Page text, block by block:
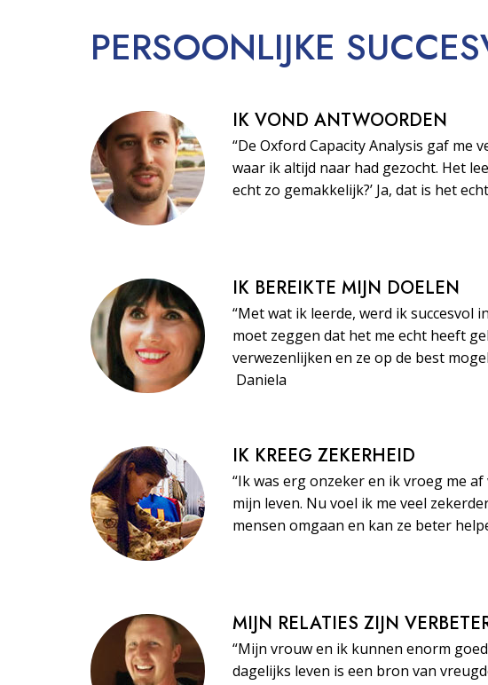
PERSOONLIJKE
IK VOND ANTWOORDEN
“De Oxford Capacity Analysis gaf me
waar ik altijd naar had gezocht. Het
echt zo gemakkelijk?’ Ja, dat is het
IK BEREIKTE MIJN DOELEN
“Met wat ik leerde, werd ik succesvol
moet zeggen dat het me echt heeft
verwezenlijken en ze op de best
Daniela
IK KREEG ZEKERHEID
“Ik was erg onzeker en ik vroeg me
mijn leven. Nu voel ik me veel
mensen omgaan en kan ze beter
MIJN RELATIES ZIJN
“Mijn vrouw en ik kunnen enorm
dagelijks leven is een bron van